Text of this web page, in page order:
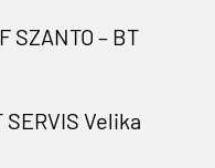
SZANTO – BT
Velika